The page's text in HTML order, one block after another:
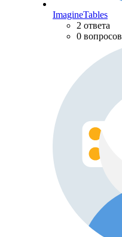
ImagineTables
2 ответа
0 вопросов